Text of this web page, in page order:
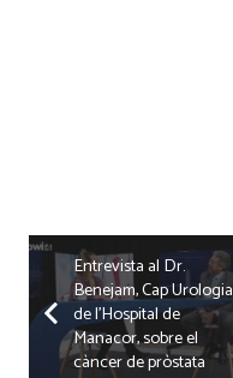
Entrevista al Dr.
Benejam, Cap Urologia
de l’Hospital de
Manacor, sobre el
càncer de pròstata